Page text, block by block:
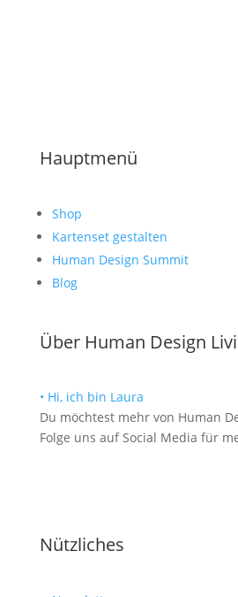
Hauptmenü
Shop
Kartenset gestalten
Human Design Summit
Blog
Über Human Design
• Hi, ich bin Laura
Du möchtest mehr von Human
Folge uns auf Social Media für
Nützliches